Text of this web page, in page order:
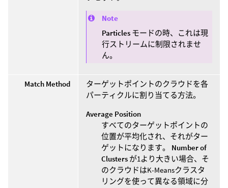
Note
Particles モードの時、これは現
行ストリームに制限されませ
ん。
Match Method
ターゲットポイントのクラウドを各
パーティクルに割り当てる方法。
Average Position
すべてのターゲットポイントの
位置が平均化され、それがター
ゲットになります。 Number of
Clusters が1より大きい場合、そ
のクラウドはK-Meansクラスタ
リングを使って異なる領域に分